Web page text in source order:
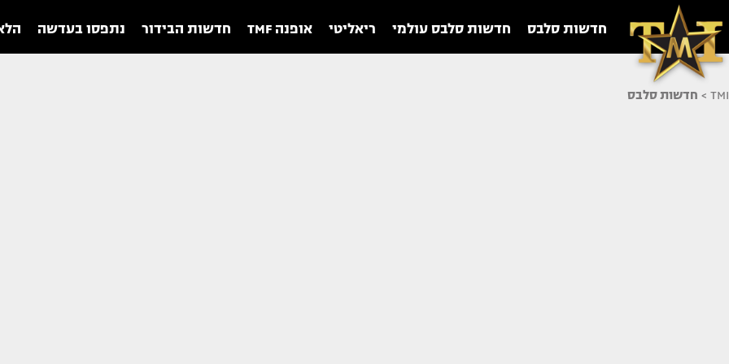
חדשות סלבס חדשות סלבס עולמי ריאליטי אופנה TMF חדשות הבידור נתפסו בעדשה
TMI
> חדשות סלבס